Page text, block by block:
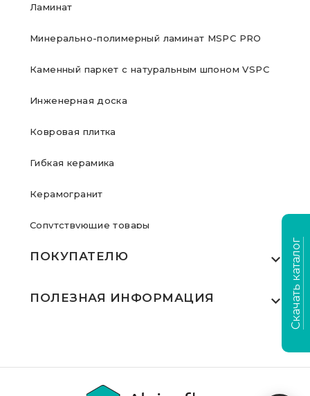
Ламинат
Минерально-полимерный ламинат MSPC PRO
Каменный паркет с натуральным шпоном VSPC
Инженерная доска
Ковровая плитка
Гибкая керамика
Керамогранит
Сопутствующие товары
ПОКУПАТЕЛЮ
Где купить
Выполненные проекты
ПОЛЕЗНАЯ ИНФОРМАЦИЯ
Видеообзоры
Скачать каталог